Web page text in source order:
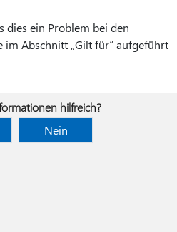
dies ein Problem bei den
Abschnitt „Gilt für“ aufgeführt
hilfreich?
Nein